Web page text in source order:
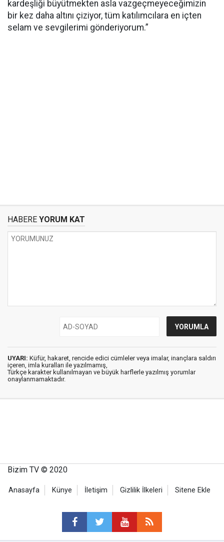
kardeşliği büyütmekten asla vazgeçmeyeceğimizin
bir kez daha altını çiziyor, tüm katılımcılara en içten
selam ve sevgilerimi gönderiyorum.”
HABERE YORUM KAT
UYARI: Küfür, hakaret, rencide edici cümleler veya imalar, inançlara saldırı
içeren, imla kuralları ile yazılmamış,
Türkçe karakter kullanılmayan ve büyük harflerle yazılmış yorumlar
onaylanmamaktadır.
Bizim TV © 2020
Anasayfa Künye İletişim Gizlilik İlkeleri Sitene Ekle